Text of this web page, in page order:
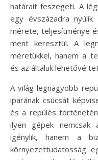
határait feszegeti. A
egy évszázadra
mérete, teljesítménye
ment keresztül. A
méretükkel, hanem a
és az általuk lehetővé
A világ legnagyobb
iparának csúcsát
és a repülés
ilyen gépek nemcsak
igénylik, hanem a
környezettudatosság